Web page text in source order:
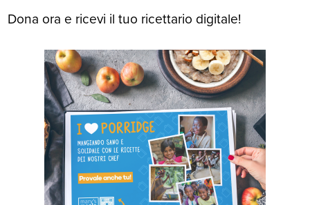
Dona ora e ricevi il tuo ricettario digitale!